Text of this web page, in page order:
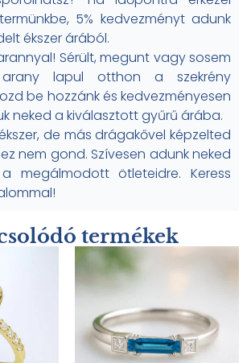
5% kedvezményt adunk
ékszer árából.
Sérült, megunt vagy sosem
lapul otthon a szekrény
be hozzánk és kedvezményesen
neked a kiválasztott gyűrű árába.
de más drágakővel képzelted
nem gond. Szívesen adunk neked
megálmodott ötleteidre. Keress
termékek